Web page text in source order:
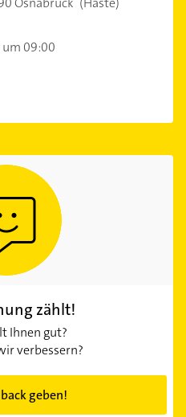
09:00
zählt!
Ihnen gut?
verbessern?
geben!